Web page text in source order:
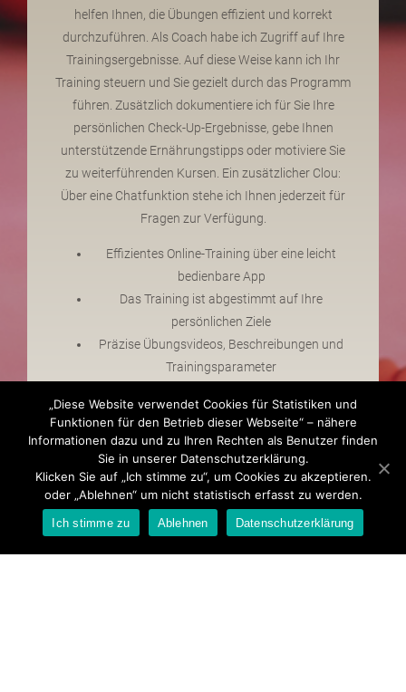
helfen Ihnen, die Übungen effizient und korrekt
durchzuführen. Als Coach habe ich Zugriff auf Ihre
Trainingsergebnisse. Auf diese Weise kann ich Ihr
Training steuern und Sie gezielt durch das Programm
führen. Zusätzlich dokumentiere ich für Sie Ihre
persönlichen Check-Up-Ergebnisse, gebe Ihnen
unterstützende Ernährungstipps oder motiviere Sie
zu weiterführenden Kursen. Ein zusätzlicher Clou:
Über eine Chatfunktion stehe ich Ihnen jederzeit für
Fragen zur Verfügung.
Effizientes Online-Training über eine leicht
bedienbare App
Das Training ist abgestimmt auf Ihre
persönlichen Ziele
Präzise Übungsvideos, Beschreibungen und
Trainingsparameter
Trainingsresultate
Zusätzliche Tipps und Empfehlungen
Komfortable Chatfunktion für Ihre
individuellen Fragen
Dank eines persönlichen Online-Coachings
verbessern Sie auf effiziente Art und Weise Ihre
„Diese Website verwendet Cookies für Statistiken und
Funktionen für den Betrieb dieser Webseite“ – nähere
Informationen dazu und zu Ihren Rechten als Benutzer finden
Sie in unserer Datenschutzerklärung.
Klicken Sie auf „Ich stimme zu“, um Cookies zu akzeptieren.
oder „Ablehnen“ um nicht statistisch erfasst zu werden.
Ich stimme zu Ablehnen Datenschutzerklärung